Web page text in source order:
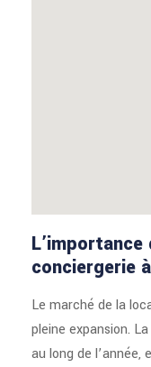
conciergerie
Le marché de la
pleine expansion.
au long de l’année,